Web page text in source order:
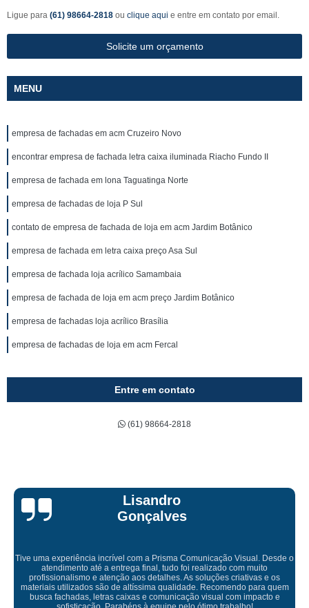
Ligue para (61) 98664-2818 ou clique aqui e entre em contato por email.
Solicite um orçamento
MENU
empresa de fachadas em acm Cruzeiro Novo
encontrar empresa de fachada letra caixa iluminada Riacho Fundo II
empresa de fachada em lona Taguatinga Norte
empresa de fachadas de loja P Sul
contato de empresa de fachada de loja em acm Jardim Botânico
empresa de fachada em letra caixa preço Asa Sul
empresa de fachada loja acrílico Samambaia
empresa de fachada de loja em acm preço Jardim Botânico
empresa de fachadas loja acrílico Brasília
empresa de fachadas de loja em acm Fercal
Entre em contato
(61) 98664-2818
Bruna Eduarda
Empresa maravilhosa, entregue antes do prazo e a instalação da
ficou perfeita, indico de olhos fechados